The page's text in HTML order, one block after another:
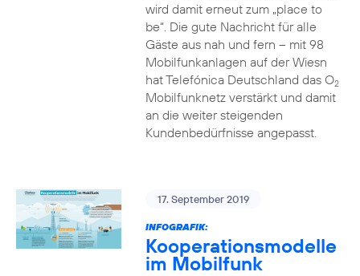
wird damit erneut zum „place to
be“. Die gute Nachricht für alle
Gäste aus nah und fern – mit 98
Mobilfunkanlagen auf der Wiesn
hat Telefónica Deutschland das O2
Mobilfunknetz verstärkt und damit
an die weiter steigenden
Kundenbedürfnisse angepasst.
17. September 2019
INFOGRAFIK:
Kooperationsmodelle
im Mobilfunk